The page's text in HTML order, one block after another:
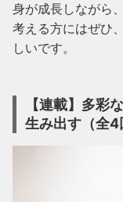
身が成長しながら
考える方にはぜひ
しいです。
【連載】多彩
生み出す（全4